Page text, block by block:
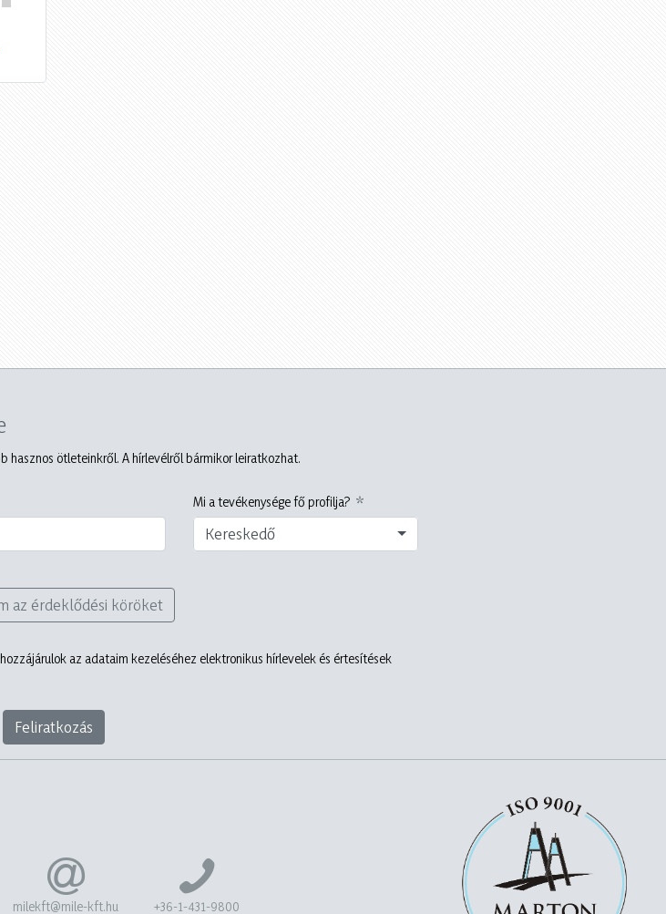
hasznos ötleteinkről. A hírlevélről bármikor leiratkozhat.
Mi a tevékenysége fő profilja?
Kereskedő
az érdeklődési köröket
az adataim kezeléséhez elektronikus hírlevelek és értesítések
Feliratkozás
milekft@mile-kft.hu +36-1-431-9800